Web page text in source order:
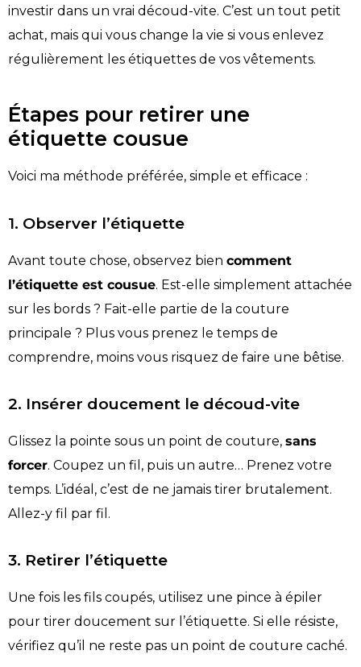
investir dans un vrai découd-vite. C’est un tout petit
achat, mais qui vous change la vie si vous enlevez
régulièrement les étiquettes de vos vêtements.
Étapes pour retirer une
étiquette cousue
Voici ma méthode préférée, simple et efficace :
1. Observer l’étiquette
Avant toute chose, observez bien comment
l’étiquette est cousue. Est-elle simplement attachée
sur les bords ? Fait-elle partie de la couture
principale ? Plus vous prenez le temps de
comprendre, moins vous risquez de faire une bêtise.
2. Insérer doucement le découd-vite
Glissez la pointe sous un point de couture, sans
forcer. Coupez un fil, puis un autre… Prenez votre
temps. L’idéal, c’est de ne jamais tirer brutalement.
Allez-y fil par fil.
3. Retirer l’étiquette
Une fois les fils coupés, utilisez une pince à épiler
pour tirer doucement sur l’étiquette. Si elle résiste,
vérifiez qu’il ne reste pas un point de couture caché.